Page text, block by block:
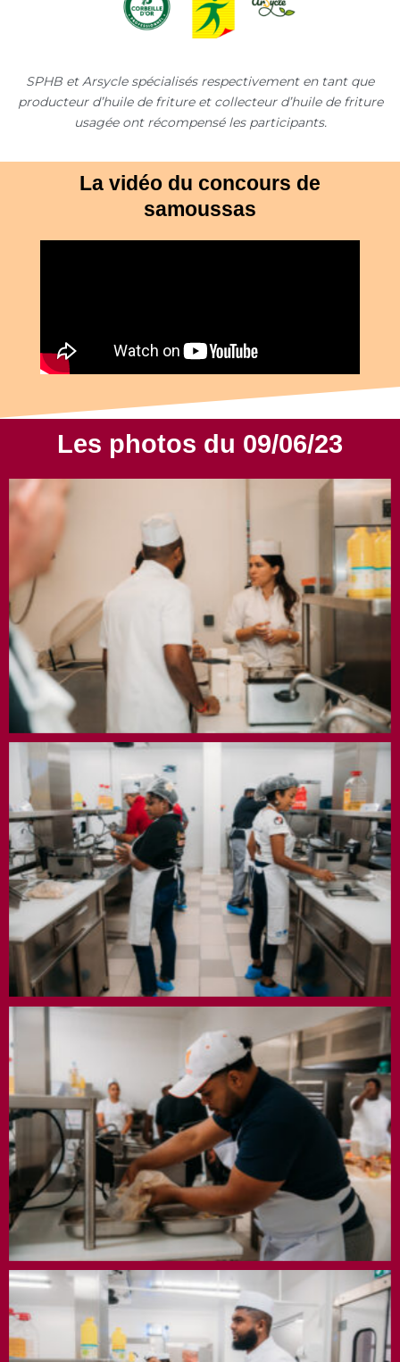
SPHB et Arsycle spécialisés respectivement en tant que
producteur d’huile de friture et collecteur d’huile de friture
usagée ont récompensé les participants.
La vidéo du concours de
samoussas
Les photos du 09/06/23